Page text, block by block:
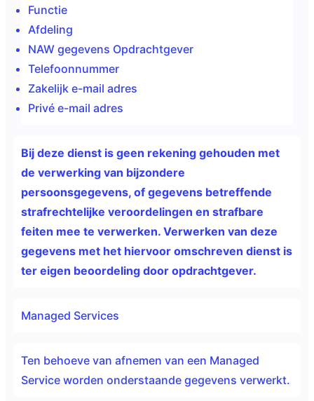
Functie
Afdeling
NAW gegevens Opdrachtgever
Telefoonnummer
Zakelijk e-mail adres
Privé e-mail adres
Bij deze dienst is geen rekening gehouden met
de verwerking van bijzondere
persoonsgegevens, of gegevens betreffende
strafrechtelijke veroordelingen en strafbare
feiten mee te verwerken. Verwerken van deze
gegevens met het hiervoor omschreven dienst is
ter eigen beoordeling door opdrachtgever.
Managed Services
Ten behoeve van afnemen van een Managed
Service worden onderstaande gegevens verwerkt.